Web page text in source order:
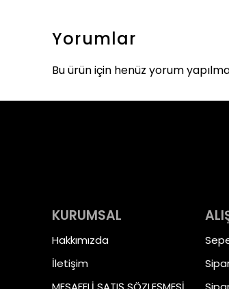
Yorumlar
Bu ürün için henüz yorum
KURUMSAL
Hakkımızda
İletişim